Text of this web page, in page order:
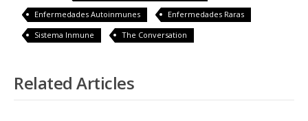
Enfermedades Autoinmunes
Enfermedades Raras
Sistema Inmune
The Conversation
Related Articles